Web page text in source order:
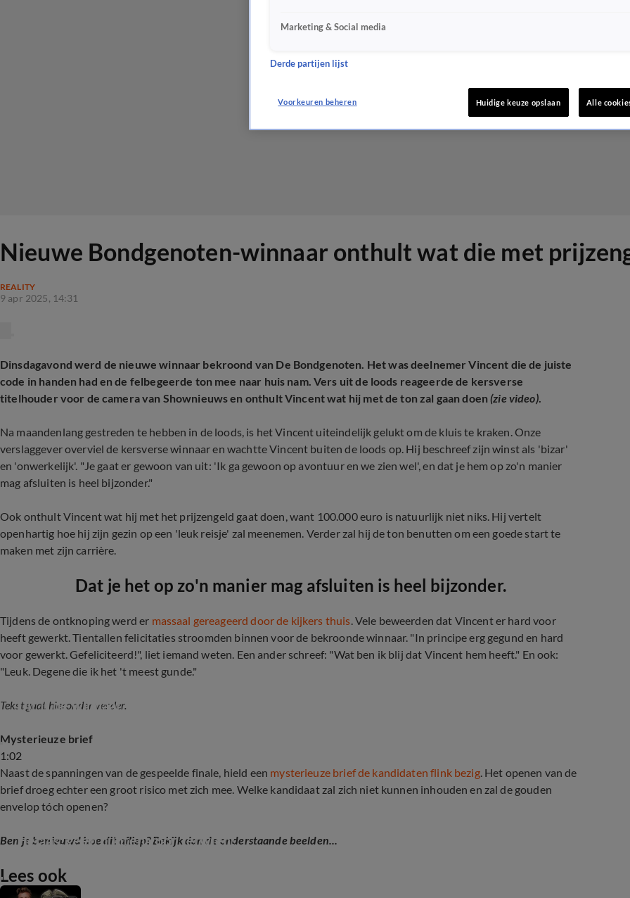
Nieuwe Bondgenoten-winnaar onthult wat die met
REALITY
9 apr 2025, 14:31
Dinsdagavond werd de nieuwe winnaar bekroond van De Bondgenoten. Het was deelnemer Vincent die de juiste
code in handen had en de felbegeerde ton mee naar huis nam. Vers uit de loods reageerde de kersverse
titelhouder voor de camera van Shownieuws en onthult Vincent wat hij met de ton zal gaan doen(zie video).
Na maandenlang gestreden te hebben in de loods, is het Vincent uiteindelijk gelukt om de kluis te kraken. Onze
verslaggever overviel de kersverse winnaar en wachtte Vincent buiten de loods op. Hij beschreef zijn winst als 'bizar'
en 'onwerkelijk'. "Je gaat er gewoon van uit: 'Ik ga gewoon op avontuur en we zien wel', en dat je hem op zo'n manier
mag afsluiten is heel bijzonder."
Ook onthult Vincent wat hij met het prijzengeld gaat doen, want 100.000 euro is natuurlijk niet niks. Hij vertelt
openhartig hoe hij zijn gezin op een 'leuk reisje' zal meenemen. Verder zal hij de ton benutten om een goede start te
maken met zijn carrière.
Dat je het op zo'n manier mag afsluiten is heel bijzonder.
Tijdens de ontknoping werd er massaal gereageerd door de kijkers thuis. Vele beweerden dat Vincent er hard voor
heeft gewerkt. Tientallen felicitaties stroomden binnen voor de bekroonde winnaar. "In principe erg gegund en hard
voor gewerkt. Gefeliciteerd!", liet iemand weten. Een ander schreef: "Wat ben ik blij dat Vincent hem heeft." En ook:
"Leuk. Degene die ik het 't meest gunde."
Tekst gaat hieronder verder.
1:02
Dit is de winnaar van cyclus 16!
Mysterieuze brief
Naast de spanningen van de gespeelde finale, hield een mysterieuze brief de kandidaten flink bezig. Het openen van de
brief droeg echter een groot risico met zich mee. Welke kandidaat zal zich niet kunnen inhouden en zal de gouden
envelop tóch openen?
Ben je benieuwd hoe dit afliep? Bekijk dan de onderstaande beelden...
1:07
Helaas; geen punten voor Jerwien!
Lees ook
Marketing & Social media
Derde partijen lijst
Voorkeuren beheren Huidige keuze opslaan Alle